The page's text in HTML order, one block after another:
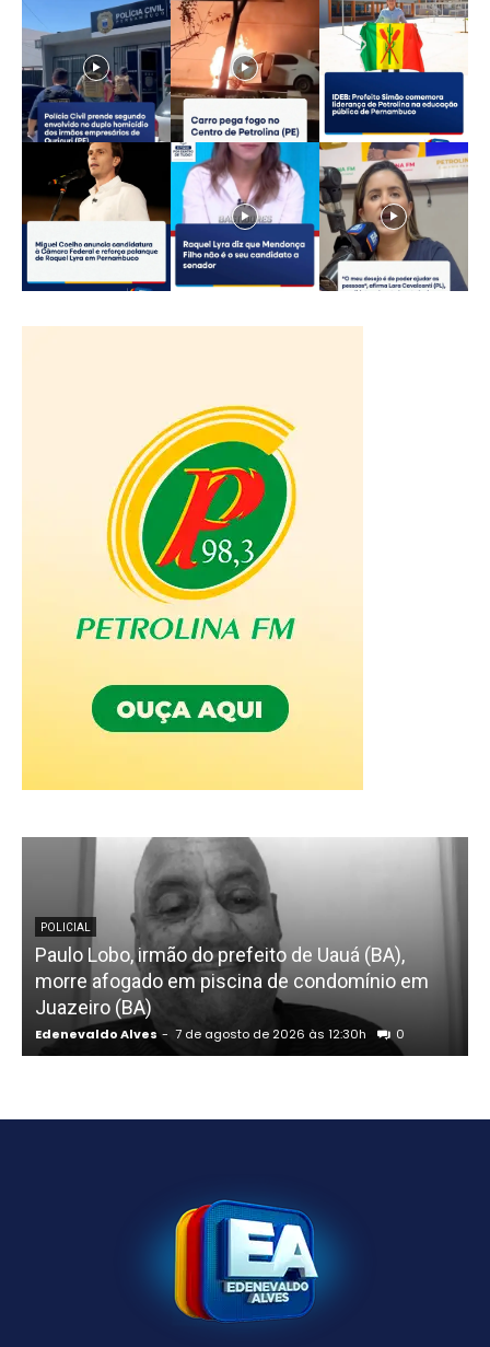
POLICIAL
Paulo Lobo, irmão do prefeito de Uauá (BA),
morre afogado em piscina de condomínio em
Juazeiro (BA)
Edenevaldo Alves - 7 de agosto de 2026 às 12:30h 0